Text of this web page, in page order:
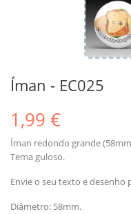
Íman - EC025
1,99 €
Íman redondo grande
Tema guloso.
Envie o seu texto e desenho
Diâmetro: 58mm.